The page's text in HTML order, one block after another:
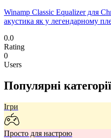
Winamp Classic Equalizer для
акустика як у легендарному
0.0
Rating
0
Users
Популярні
Ігри
Просто для настрою